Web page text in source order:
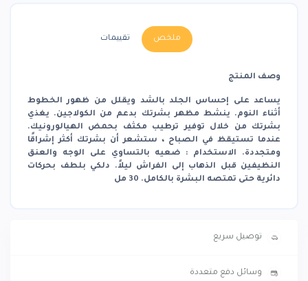
ملخص تقييمات
وصف المنتج
يساعد على إحساس الجلد بالشد ويقلل من ظهور الخطوط
أثناء النوم. ينشط مظهر بشرتك بدعم من الكولاجين. يغذي
بشرتك من خلال توفير ترطيب مكثف بحمض الهيالورونيك.
عندما تستيقظ في الصباح ، ستشعر أن بشرتك أكثر إشراقًا
ومتجددة. الاستخدام : ضعيه بالتساوي على الوجه والعنق
النظيفين قبل الذهاب إلى الفراش ليلاً. دلكي بلطف بحركات
دائرية حتى تمتصه البشرة بالكامل. 30 مل
توصيل سريع
وسائل دفع متعددة